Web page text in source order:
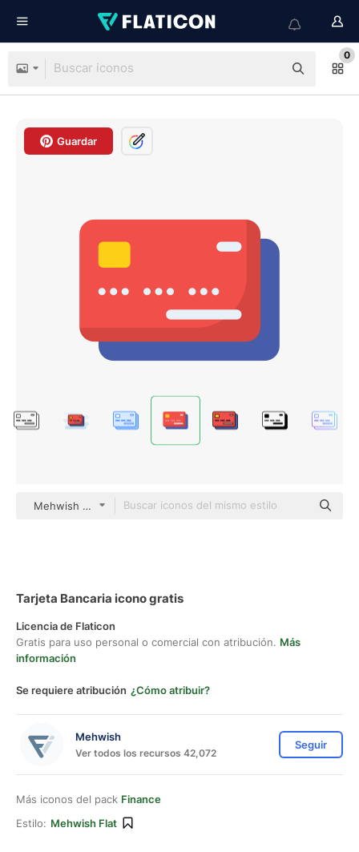
0
Guardar
Mehwish Flat
Tarjeta Bancaria icono gratis
Licencia de Flaticon
Gratis para uso personal o comercial con atribución. Más
información
Se requiere atribución ¿Cómo atribuir?
Mehwish
Ver todos los recursos 42,072
Seguir
Más iconos del pack Finance
Estilo: Mehwish Flat